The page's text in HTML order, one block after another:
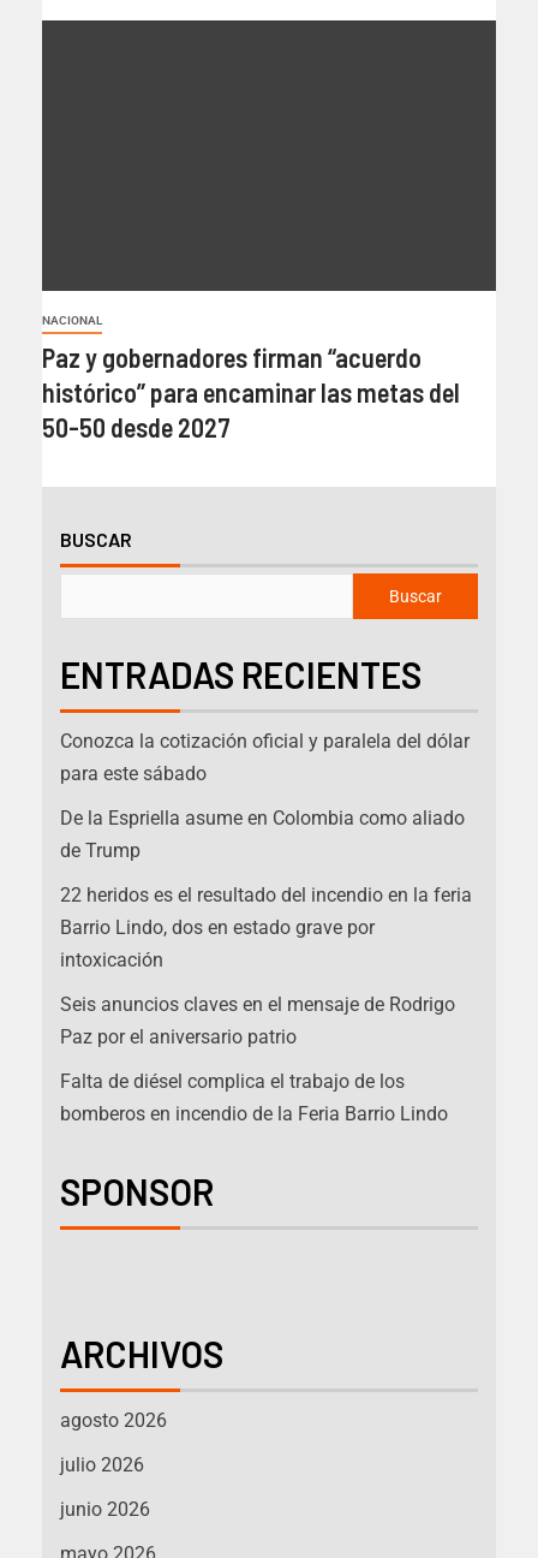
NACIONAL
Paz y gobernadores firman “acuerdo
histórico” para encaminar las metas del
50-50 desde 2027
BUSCAR
Buscar
ENTRADAS RECIENTES
Conozca la cotización oficial y paralela del dólar
para este sábado
De la Espriella asume en Colombia como aliado
de Trump
22 heridos es el resultado del incendio en la feria
Barrio Lindo, dos en estado grave por
intoxicación
Seis anuncios claves en el mensaje de Rodrigo
Paz por el aniversario patrio
Falta de diésel complica el trabajo de los
bomberos en incendio de la Feria Barrio Lindo
SPONSOR
ARCHIVOS
agosto 2026
julio 2026
junio 2026